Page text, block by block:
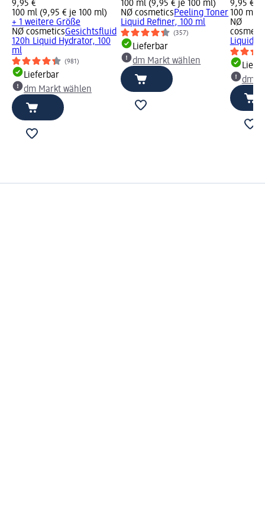
9,95 €
100 ml (9,95 € je 100 ml)
+ 1 weitere Größe
NØ cosmeticsGesichtsfluid
120h Liquid Hydrator, 100
ml
(981)
Lieferbar
dm Markt wählen
100 ml (9,95 € je 100 ml)
NØ cosmeticsPeeling Toner
Liquid Refiner, 100 ml
(357)
Lieferbar
dm Markt wählen
9,95 €
100 ml
NØ
Liquid
dm